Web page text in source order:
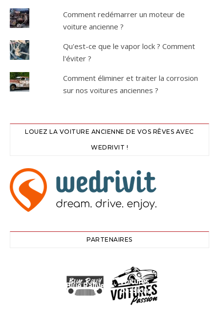
Comment redémarrer un moteur de
voiture ancienne ?
Qu'est-ce que le vapor lock ? Comment
l'éviter ?
Comment éliminer et traiter la corrosion
sur nos voitures anciennes ?
LOUEZ LA VOITURE ANCIENNE DE VOS RÊVES AVEC
WEDRIVIT !
PARTENAIRES
Blue Rallye
Voitures
passion